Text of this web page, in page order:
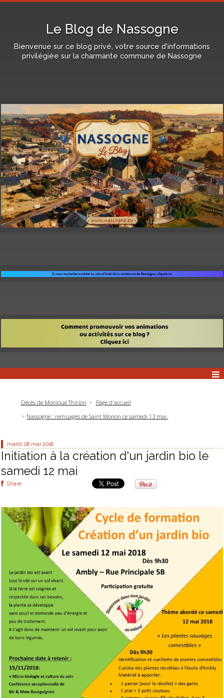
Le Blog de Nassogne
Bienvenue sur ce blog privé, votre source d'informations
privilégiée sur la charmante commune de Nassogne
Décès de Monique Thirion
Page d'accueil
Nassogne : remuages de Saint Monon ce samedi 13 mai.
mardi 08 mai 2018
Initiation à la création d'un jardin bio le
samedi 12 mai
Share